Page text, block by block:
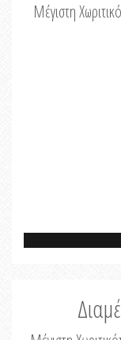
Μέγιστη